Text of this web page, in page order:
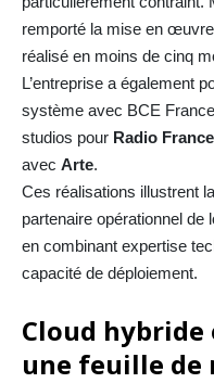
remporté la mise en
réalisé en moins de cinq
L’entreprise a également
système avec BCE
studios pour Radio France
avec Arte.
Ces réalisations illustrent
partenaire opérationnel de
en combinant expertise
capacité de déploiement.
Cloud
une feuille de